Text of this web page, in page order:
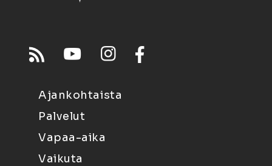
Ajankohtaista
Palvelut
Vapaa-aika
Vaikuta